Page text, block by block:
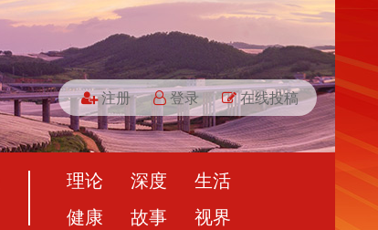
注册 登录 在线投稿
理论 深度
生活
健康
故事 视界